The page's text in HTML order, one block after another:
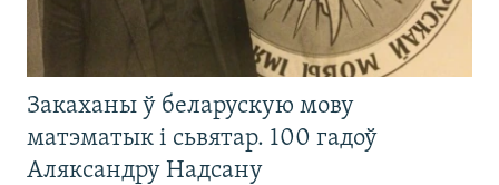
Закаханы ў беларускую мову
матэматык і сьвятар. 100 гадоў
Аляксандру Надсану